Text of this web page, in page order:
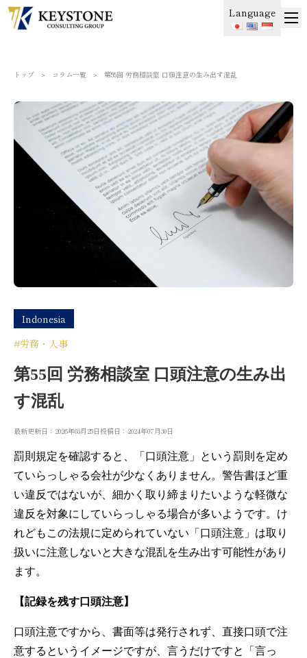
Language
トップ ＞ コラム一覧 ＞ 第55回 労務相談室 口頭注意の生み出す混乱
Indonesia
#労務・人事
第55回 労務相談室 口頭注意の生み出
す混乱
最新更新日：2026年03月25日投稿日：2024年07月30日
罰則規定を確認すると、「口頭注意」という罰則を定め
ていらっしゃる会社が少なくありません。警告書ほど重
い違反ではないが、細かく取り締まりたいような軽微な
違反を対象にしていらっしゃる場合が多いようです。け
れどもこの法規に定められていない「口頭注意」は取り
扱いに注意しないと大きな混乱を生み出す可能性があり
ます。
【記録を残す口頭注意】
口頭注意ですから、書面等は発行されず、直接口頭で注
意するというイメージですが、言うだけですと「言っ